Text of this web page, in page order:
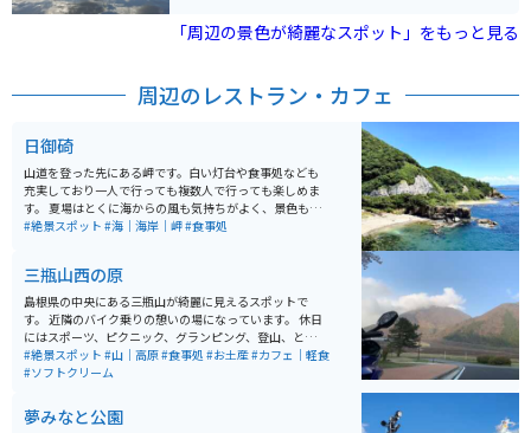
に夕日が沈む景色も素晴らしく、心が浄化されるような
気持ちになります。その中でもオススメなのは天気の良
とができます。神秘的な場所なだけあって景色もより一
「周辺の景色が綺麗なスポット」をもっと見る
周辺のレストラン・カフェ
日御碕
山道を登った先にある岬です。白い灯台や食事処なども
充実しており一人で行っても複数人で行っても楽しめま
す。 夏場はとくに海からの風も気持ちがよく、景色も良
いため絶景スポットとしても有名です。 出雲大社も近く
#絶景スポット #海｜海岸｜岬#食事処
三瓶山西の原
島根県の中央にある三瓶山が綺麗に見えるスポットで
す。 近隣のバイク乗りの憩いの場になっています。 休日
にはスポーツ、ピクニック、グランピング、登山、と
色々な事をしてる人がいます。 駐車場は広く近くにはお
店（山の駅）もあるので便利です。いい休憩ポイントで
#絶景スポット #山｜高原#食事処 #お土産#カフェ｜軽食
#ソフトクリーム
夢みなと公園